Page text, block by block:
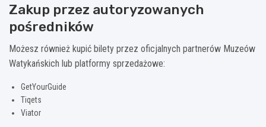
Zakup przez autoryzowanych
pośredników
Możesz również kupić bilety przez oficjalnych partnerów Muzeów
Watykańskich lub platformy sprzedażowe:
GetYourGuide
Tiqets
Viator